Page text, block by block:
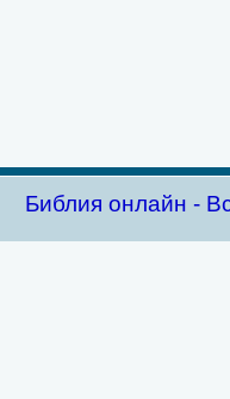
Библия oнлайн -